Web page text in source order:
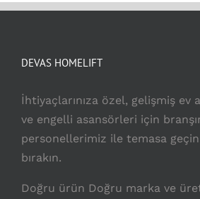
DEVAS HOMELIFT
İhtiyaçlarınıza özel, gelişmiş ev
ve engelli asansörleri için
personellerimiz ile temasa
bırakın.
Doğru ürün Doğru marka ve